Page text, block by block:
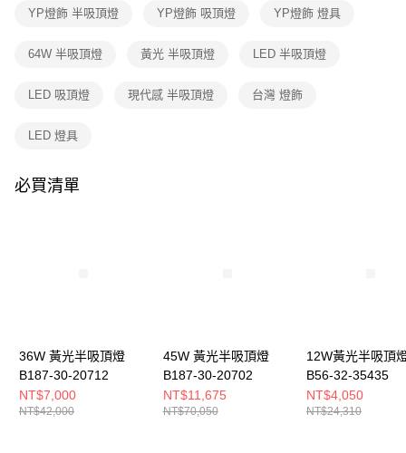
３．收到繳費通知簡訊後14天內，點擊此簡訊中的連結，可透過四大超商／
※ 請注意：結帳手續完成當下不需立刻繳費，但若您需要取消訂單，請聯絡
※ 交易是否成功請以「AFTEE先享後付 」之結帳頁面顯示為準，若有關於
客戶支援中心」
１．透過由恩沛科技股份有限公司提供之「AFTEE先享後付」服務完成之交
５．嚴禁一人註冊多個帳號或使用他人資訊註冊。若發現惡意使用之情形，
恩沛科技股份有限公司將有權停止該用戶之使用額度並採取法律行動。
YP燈飾 半吸頂燈 YP燈飾 吸頂燈 YP燈飾 燈具
64W 半吸頂燈 黃光 半吸頂燈 LED 半吸頂燈
LED 吸頂燈 現代感 半吸頂燈 台灣 燈飾
LED 燈具
必買清單
36W 黃光半吸頂燈
B187-30-20712
NT$7,000
NT$42,000
45W 黃光半吸頂燈
B187-30-20702
NT$11,675
NT$70,050
12W黃光半吸頂
B56-32-35435
NT$4,050
NT$24,310